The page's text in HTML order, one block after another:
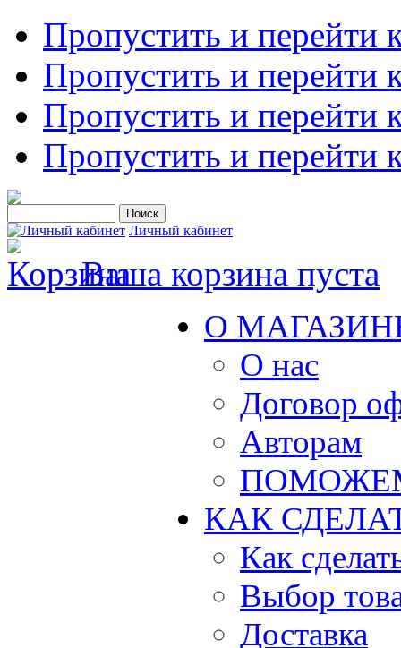
Пропустить и перейти
Пропустить и перейти
Пропустить и перейти
Пропустить и перейти
Личный кабинет
Ваша корзина пуста
О
О нас
Договор
Авторам
КАК
Как
Выбор
Доставка